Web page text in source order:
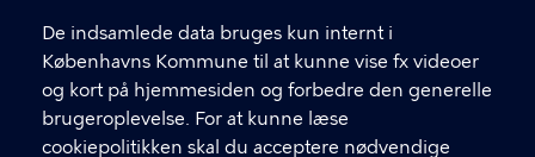
De indsamlede data bruges kun internt i
Københavns Kommune til at kunne vise fx videoer
og kort på hjemmesiden og forbedre den generelle
brugeroplevelse. For at kunne læse
cookiepolitikken skal du acceptere nødvendige
fFind andre kontakter her
CVR-nummer64942212
GENVEJE